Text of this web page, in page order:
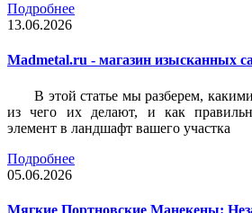
Подробнее
13.06.2026
Madmetal.ru - магазин изысканных
В этой статье мы разберем,
из чего их делают, и как
элемент в ландшафт вашего участка
Подробнее
05.06.2026
Мягкие Портновские Манекены: